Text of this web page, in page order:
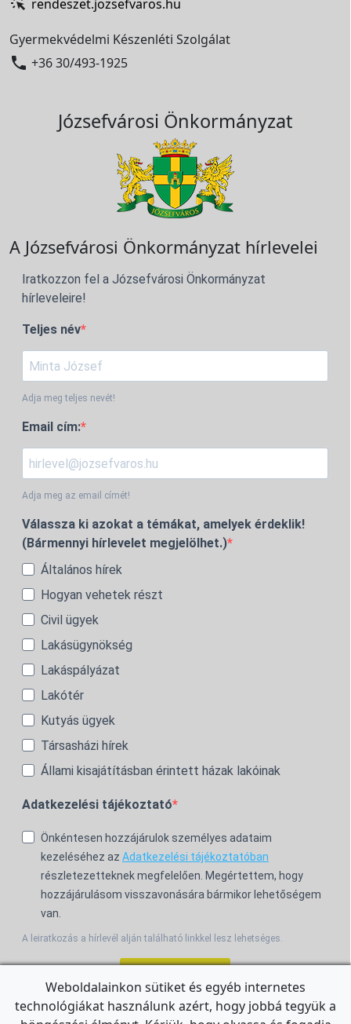
rendeszet.jozsefvaros.hu
Gyermekvédelmi Készenléti Szolgálat
 +36 30/493-1925
Józsefvárosi Önkormányzat
A Józsefvárosi Önkormányzat hírlevelei
Iratkozzon fel a Józsefvárosi Önkormányzat
hírleveleire!
Teljes név
Adja meg teljes nevét!
Email cím:
Adja meg az email címét!
Válassza ki azokat a témákat, amelyek érdeklik!
(Bármennyi hírlevelet megjelölhet.)
Általános hírek
Hogyan vehetek részt
Civil ügyek
Lakásügynökség
Lakáspályázat
Lakótér
Kutyás ügyek
Társasházi hírek
Állami kisajátításban érintett házak lakóinak
Adatkezelési tájékoztató
Önkéntesen hozzájárulok személyes adataim
kezeléséhez az Adatkezelési tájékoztatóban
részletezetteknek megfelelően. Megértettem, hogy
hozzájárulásom visszavonására bármikor lehetőségem
van.
A leiratkozás a hírlevél alján található linkkel lesz lehetséges.
For the English Newsletter, clickHERE.
Weboldalainkon sütiket és egyéb internetes
technológiákat használunk azért, hogy jobbá tegyük a